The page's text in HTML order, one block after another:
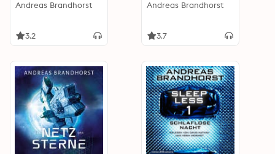
Andreas Brandhorst
3.2
Andreas Brandhorst
3.7